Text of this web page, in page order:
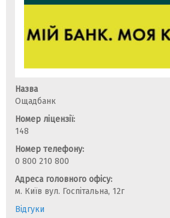
Назва
Ощадбанк
Номер ліцензії:
148
Номер телефону:
0 800 210 800
Адреса головного офісу:
м. Київ вул. Госпітальна, 12г
Відгуки